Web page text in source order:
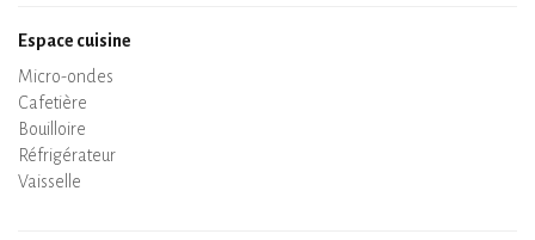
Espace cuisine
Micro-ondes
Cafetière
Bouilloire
Plaque de cuisson
Four
Réfrigérateur
Vaisselle